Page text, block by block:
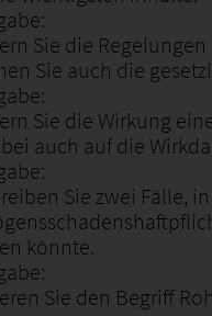
Sie die
Sie auch die
Sie die Wirkung
auch auf die
Sie zwei Fälle,
könnte.
Sie den Begriff